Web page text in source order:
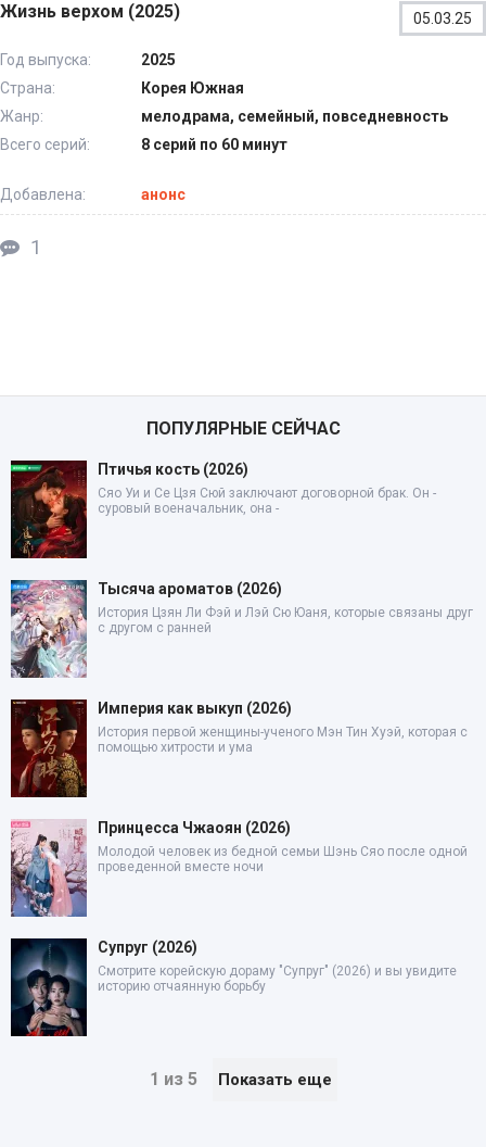
Жизнь верхом (2025) 05.03.25
Год выпуска:
2025
Страна:
Корея Южная
Жанр:
мелодрама, семейный, повседневность
Всего серий:
8 серий по 60 минут
Добавлена: анонс
1
ПОПУЛЯРНЫЕ СЕЙЧАС
Птичья кость (2026)
Сяо Уи и Се Цзя Сюй заключают договорной брак. Он -
суровый военачальник, она -
Тысяча ароматов (2026)
История Цзян Ли Фэй и Лэй Сю Юаня, которые связаны друг
с другом с ранней
Империя как выкуп (2026)
История первой женщины-ученого Мэн Тин Хуэй, которая с
помощью хитрости и ума
Принцесса Чжаоян (2026)
Молодой человек из бедной семьи Шэнь Сяо после одной
проведенной вместе ночи
Супруг (2026)
Смотрите корейскую дораму "Супруг" (2026) и вы увидите
историю отчаянную борьбу
1 из 5 Показать еще